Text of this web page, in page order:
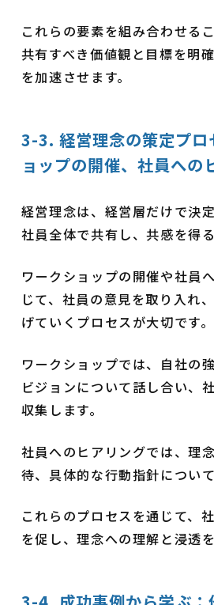
これらの要素を組み合わせる
共有すべき価値観と目標を明
を加速させます。
3-3. 経営理念の策定プロ
ョップの開催、社員への
経営理念は、経営層だけで決
社員全体で共有し、共感を得
ワークショップの開催や社員
じて、社員の意見を取り入れ
げていくプロセスが大切です。
ワークショップでは、自社の
ビジョンについて話し合い、
収集します。
社員へのヒアリングでは、理
待、具体的な行動指針につい
これらのプロセスを通じて、
を促し、理念への理解と浸透を